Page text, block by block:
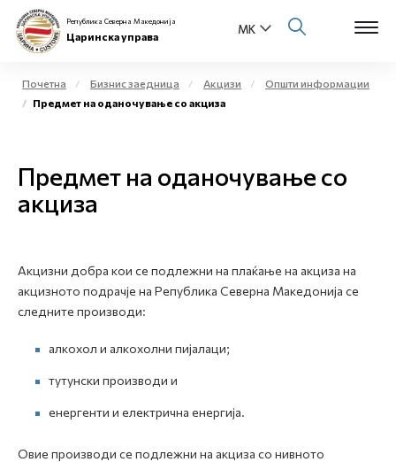
Физички лица
Бизнис заедница
Open
Контакт
Република Северна Македонија
Царинска управа
Почетна Бизнис заедница Акцизи
Општи информации
Предмет на оданочување со акциза
Предмет на оданочување со
акциза
Акцизни добра кои се подлежни на плаќање на акцизa на
акцизното подрачје на Република Северна Македонија се
следните производи:
алкохол и алкохолни пијалaци;
тутунски производи и
енергенти и електрична енергија.
Овие производи се подлежни на акциза со нивното